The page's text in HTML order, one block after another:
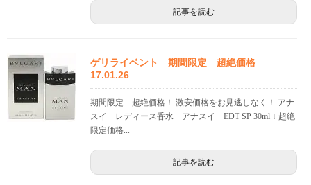
記事を読む
ゲリライベント 期間限定 超絶価格
17.01.26
期間限定 超絶価格！ 激安価格をお見逃しなく！ アナ
スイ レディース香水 アナスイ EDT SP 30ml ↓ 超絶
限定価格...
記事を読む